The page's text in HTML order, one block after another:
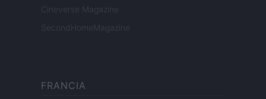
Cineverse Magazine
SecondHomeMagazine
FRANCIA